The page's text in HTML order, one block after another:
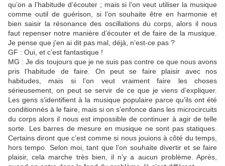
qu’on a l’habitude d’écouter ; mais si l’on veut utiliser la musique
comme outil de guérison, si l’on souhaite être en harmonie et
bien saisir la résonance des oscillations du corps, alors il nous
faut repenser notre manière d’écouter et de faire de la musique.
Je pense que j’en ai dit pas mal, déjà, n’est-ce pas ?
GF : Oui, et c’est fantastique !
MG : Je dis toujours que je ne suis pas contre ce que nous avons
pris l’habitude de faire. On peut se faire plaisir avec nos
habitudes, mais si l’on veut vraiment faire les choses
sérieusement, on peut se servir de ce que je viens d’expliquer.
Les gens s’identifient à la musique populaire parce qu’ils ont été
conditionnés à le faire, mais si on s’enfonce dans les microcircuits
du corps alors il nous est impossible de continuer à agir de telle
sorte. Les barres de mesure en musique ne sont pas statiques.
Certains diront que c’est comme si nous jouions à côté du temps,
hors tempo. Selon moi, tant que l’on souhaite divertir et se faire
plaisir, cela marche très bien, il n’y a aucun problème. Après,